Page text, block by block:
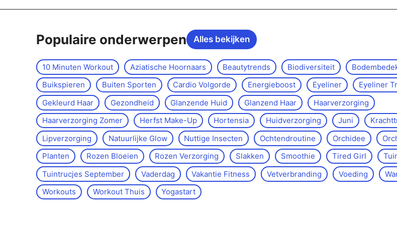
Populaire onderwerpen Alles bekijken
10 Minuten Workout Aziatische Hoornaars Beautytrends Biodiversiteit
Buikspieren
Buiten Sporten Cardio Volgorde Energieboost Eyeliner Eyeliner
Gekleurd Haar
Gezondheid Glanzende Huid Glanzend Haar
Haarverzorging
Haarverzorging Zomer
Herfst Make-Up Hortensia Huidverzorging Juni
Lipverzorging
Natuurlijke Glow Nuttige Insecten Ochtendroutine Orchidee
Planten
Rozen Bloeien Rozen Verzorging Slakken Smoothie Tired Girl
Tuintrucjes September
Vaderdag Vakantie Fitness Vetverbranding Voeding
Workouts
Workout Thuis Yoga­start